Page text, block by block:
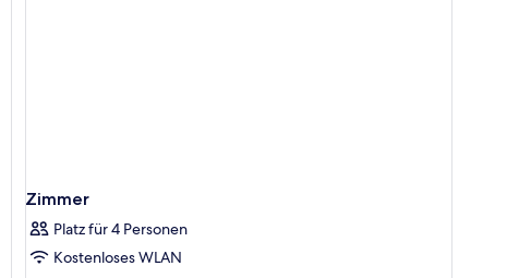
Zimmer
Platz für 4 Personen
Kostenloses WLAN